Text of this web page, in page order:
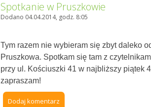
Spotkanie w Pruszkowie
Dodano 04.04.2014, godz. 8:05
Tym razem nie wybieram się zbyt daleko
Pruszkowa. Spotkam się tam z
przy ul. Kościuszki 41 w najbliższy piątek
zapraszam!
Dodaj komentarz